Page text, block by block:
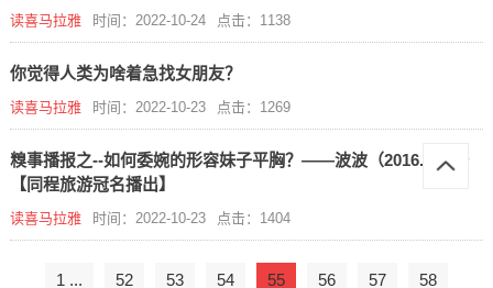
读喜马拉雅 时间：2022-10-24 点击：1138
你觉得人类为啥着急找女朋友？
读喜马拉雅 时间：2022-10-23 点击：1269
糗事播报之--如何委婉的形容妹子平胸？——波波（2016.10.29）
【同程旅游冠名播出】
读喜马拉雅 时间：2022-10-23 点击：1404
1 ... 52 53 54 55 56 57 58